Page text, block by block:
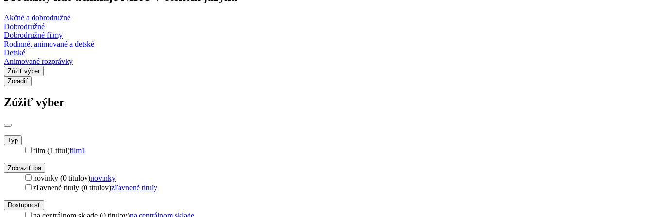
Akčné a dobrodružné
Dobrodružné
Dobrodružné filmy
Rodinné, animované a detské
Detské
Animované rozprávky
Zúžiť výber
Zoradiť
Zúžiť výber
Typ
film (1 titul)film1
Zobraziť iba
novinky (0 titulov)novinky
zľavnené tituly (0 titulov)zľavnené tituly
Dostupnosť
na centrálnom sklade (0 titulov)na centrálnom sklade